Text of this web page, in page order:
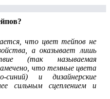
что цвет тейпов не
а оказывает лишь
(так называемая
что темные цвета
и дизайнерские
сильным сцеплением и